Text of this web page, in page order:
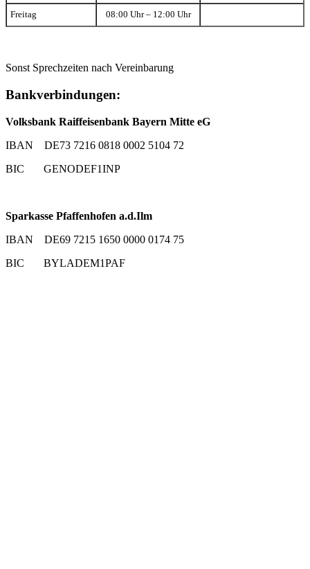
Freitag 08:00 Uhr – 12:00 Uhr
Sonst Sprechzeiten nach Vereinbarung
Bankverbindungen:
Volksbank Raiffeisenbank Bayern Mitte eG
IBAN DE73 7216 0818 0002 5104 72
BIC GENODEF1INP
Sparkasse Pfaffenhofen a.d.Ilm
IBAN DE69 7215 1650 0000 0174 75
BIC BYLADEM1PAF